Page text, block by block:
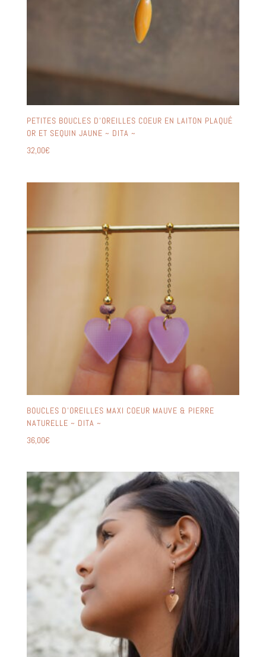
PETITES BOUCLES D’OREILLES COEUR EN LAITON PLAQUÉ
OR ET SEQUIN JAUNE ~ DITA ~
32,00€
BOUCLES D’OREILLES MAXI COEUR MAUVE & PIERRE
NATURELLE ~ DITA ~
36,00€